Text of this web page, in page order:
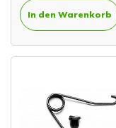
In den Warenkorb